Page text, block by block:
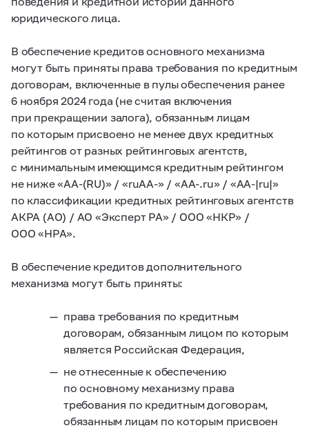
юридического лица.
В обеспечение кредитов основного механизма
могут быть приняты права требования по кредитным
договорам, включенные в пулы обеспечения ранее
6 ноября 2024 года (не считая включения
при прекращении залога), обязанным лицам
по которым присвоено не менее двух кредитных
рейтингов от разных рейтинговых агентств,
с минимальным имеющимся кредитным рейтингом
не ниже «АА-(RU)» / «ruАА-» / «АА-.ru» / «AA-|ru|»
по классификации кредитных рейтинговых агентств
АКРА (АО) / АО «Эксперт РА» / ООО «НКР» /
ООО «НРА».
В обеспечение кредитов дополнительного
механизма могут быть приняты:
права требования по кредитным
договорам, обязанным лицом по которым
является Российская Федерация,
не отнесенные к обеспечению
по основному механизму права
требования по кредитным договорам,
обязанным лицам по которым присвоен